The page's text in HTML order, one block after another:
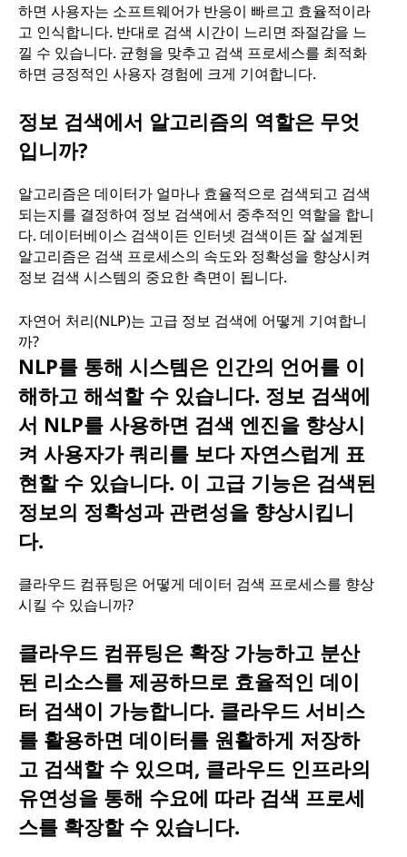
하면 사용자는 소프트웨어가 반응이 빠르고 효율적이라
고 인식합니다. 반대로 검색 시간이 느리면 좌절감을 느
낄 수 있습니다. 균형을 맞추고 검색 프로세스를 최적화
하면 긍정적인 사용자 경험에 크게 기여합니다.
정보 검색에서 알고리즘의 역할은 무엇
입니까?
알고리즘은 데이터가 얼마나 효율적으로 검색되고 검색
되는지를 결정하여 정보 검색에서 중추적인 역할을 합니
다. 데이터베이스 검색이든 인터넷 검색이든 잘 설계된
알고리즘은 검색 프로세스의 속도와 정확성을 향상시켜
정보 검색 시스템의 중요한 측면이 됩니다.
자연어 처리(NLP)는 고급 정보 검색에 어떻게 기여합니
까?
NLP를 통해 시스템은 인간의 언어를 이
해하고 해석할 수 있습니다. 정보 검색에
서 NLP를 사용하면 검색 엔진을 향상시
켜 사용자가 쿼리를 보다 자연스럽게 표
현할 수 있습니다. 이 고급 기능은 검색된
정보의 정확성과 관련성을 향상시킵니
다.
클라우드 컴퓨팅은 어떻게 데이터 검색 프로세스를 향상
시킬 수 있습니까?
클라우드 컴퓨팅은 확장 가능하고 분산
된 리소스를 제공하므로 효율적인 데이
터 검색이 가능합니다. 클라우드 서비스
를 활용하면 데이터를 원활하게 저장하
고 검색할 수 있으며, 클라우드 인프라의
유연성을 통해 수요에 따라 검색 프로세
스를 확장할 수 있습니다.